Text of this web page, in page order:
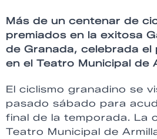
Más de un centenar de
premiados en la exitosa
de Granada, celebrada el
en el Teatro Municipal de
El ciclismo granadino se
pasado sábado para
final de la temporada. La
Teatro Municipal de